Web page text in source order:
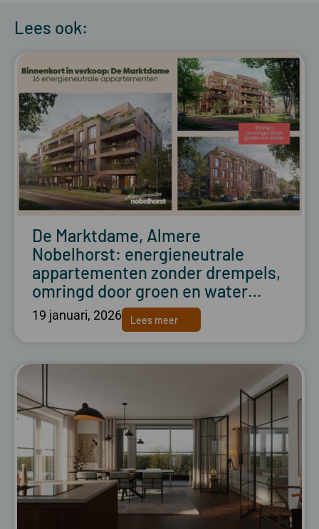
Lees ook:
De Marktdame, Almere
Nobelhorst: energieneutrale
appartementen zonder drempels,
omringd door groen en water…
19 januari, 2026 Lees meer